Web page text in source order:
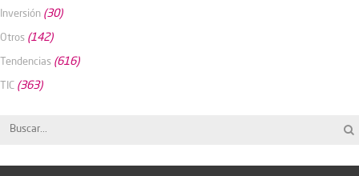
Inversión (30)
Otros (142)
Tendencias (616)
TIC (363)